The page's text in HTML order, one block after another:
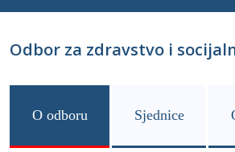
Odbor za zdravstvo i
O odboru Sjednice